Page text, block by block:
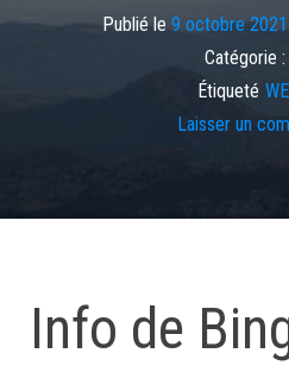
Publié le 9 octobre 2021
Catégorie :
Étiqueté
Laisser un
Info de